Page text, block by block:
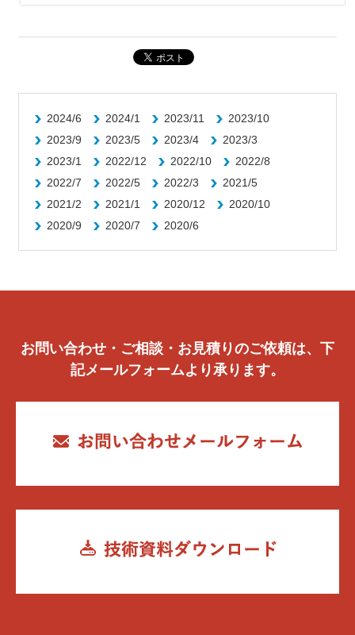
2024/6 2024/1 2023/11
2023/10
2023/9
2023/5 2023/4
2023/3
2023/1
2022/12 2022/10
2022/8
2022/7
2022/5 2022/3
2021/5
2021/2
2021/1 2020/12
2020/10
2020/9
2020/7 2020/6
お問い合わせ・ご相談・お見積りのご依頼は、下
記メールフォームより承ります。